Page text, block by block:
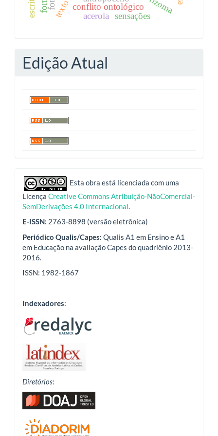
conflito ontológico
acerola
rizoma
sensações
Edição Atual
indexadoresEsta obra está licenciada com uma
Licença Creative Commons Atribuição-NãoComercial-
SemDerivações 4.0 Internacional.
E-ISSN: 2763-8898 (versão eletrônica)
Periódico Qualis/Capes: Qualis A1 em Ensino e A1
em Educação na avaliação Capes do quadriênio 2013-
2016.
ISSN: 1982-1867
Indexadores:
Diretórios: